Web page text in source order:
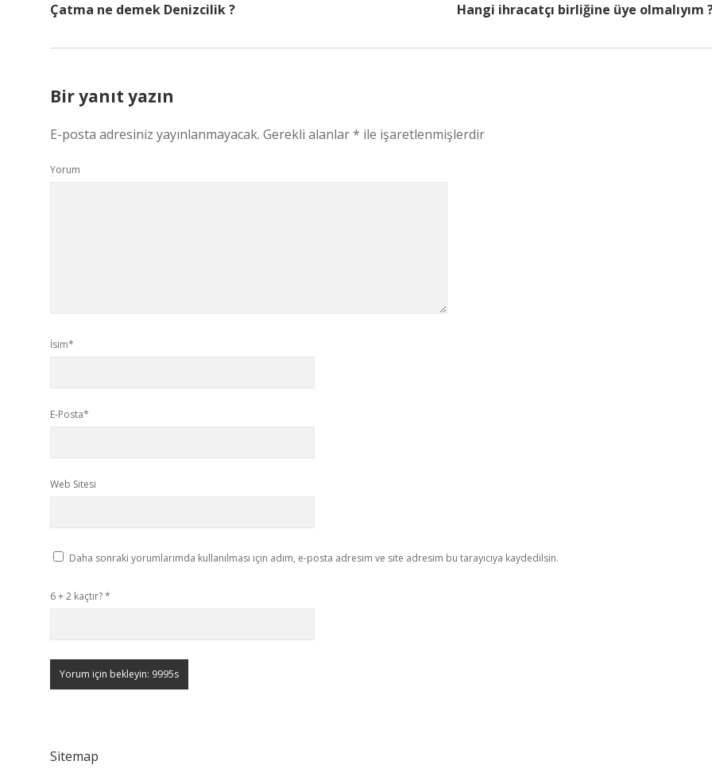
Çatma ne demek Denizcilik ? Hangi ihracatçı birliğine üye olmalıyım
Bir yanıt yazın
E-posta adresiniz yayınlanmayacak. Gerekli alanlar* ile işaretlenmişlerdir
Yorum
İsim*
E-Posta*
Web Sitesi
Daha sonraki yorumlarımda kullanılması için adım, e-posta adresim ve site adresim bu tarayıcıya kaydedilsin.
6 + 2 kaçtır?*
Sitemap